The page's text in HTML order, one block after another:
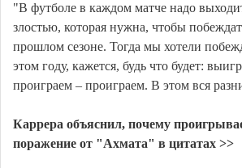
"В футболе в каждом матче надо
злостью, которая нужна, чтобы
прошлом сезоне. Тогда мы хотели
этом году, кажется, будь что будет:
проиграем – проиграем. В этом вся
Каррера объяснил, почему
поражение от "Ахмата" в цитатах >>